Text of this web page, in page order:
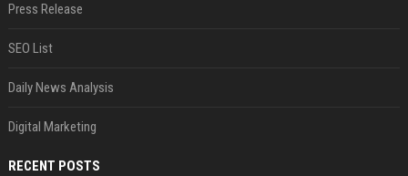
Press Release
SEO List
Daily News Analysis
Digital Marketing
RECENT POSTS